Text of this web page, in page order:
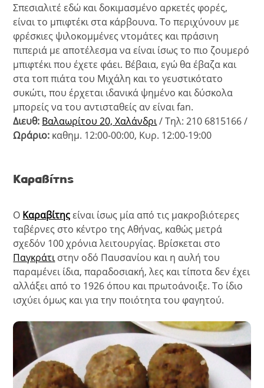
Σπεσιαλιτέ εδώ και δοκιμασμένο αρκετές φορές,
είναι το μπιφτέκι στα κάρβουνα. Το περιχύνουν με
φρέσκιες ψιλοκομμένες ντομάτες και πράσινη
πιπεριά με αποτέλεσμα να είναι ίσως το πιο ζουμερό
μπιφτέκι που έχετε φάει. Βέβαια, εγώ θα έβαζα και
στα τοπ πιάτα του Μιχάλη και το γευστικότατο
συκώτι, που έρχεται ιδανικά ψημένο και δύσκολα
μπορείς να του αντισταθείς αν είναι fan.
Διευθ: Βαλαωρίτου 20, Χαλάνδρι/ Τηλ: 210 6815166 /
Ωράριο: καθημ. 12:00-00:00, Κυρ. 12:00-19:00
Καραβίτης
Ο Καραβίτηςείναι ίσως μία από τις μακροβιότερες
ταβέρνες στο κέντρο της Αθήνας, καθώς μετρά
σχεδόν 100 χρόνια λειτουργίας. Βρίσκεται στο
Παγκράτιστην οδό Παυσανίου και η αυλή του
παραμένει ίδια, παραδοσιακή, λες και τίποτα δεν έχει
αλλάξει από το 1926 όπου και πρωτοάνοιξε. Το ίδιο
ισχύει όμως και για την ποιότητα του φαγητού.